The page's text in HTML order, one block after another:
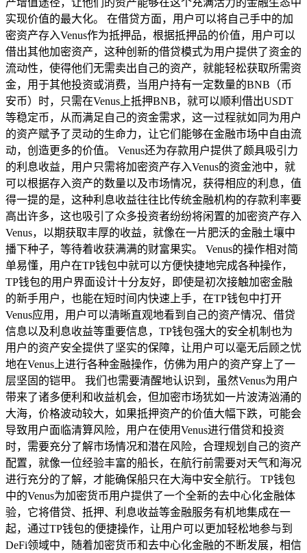
实现价值的最大化。 在借贷方面，用户可以将自己手中的加
密资产存入Venus作为抵押品，根据抵押品的价值，用户可以
借出其他加密资产，这种创新的借贷模式为用户提供了资金的
流动性，使得他们无需卖出自己的资产，就能轻松获取所需资
金，用于其他投资或消费，当用户持有一定数量的BNB（币
安币）时，只需在Venus上抵押BNB，就可以顺利借出USDT
等稳定币，从而满足自己的资金需求，这一过程就如同为用户
的资产赋予了灵动的生命力，让它们能够在金融市场中自由流
动，创造更多的价值。 Venus还为存款用户提供了颇具吸引力
的利息收益，用户只需将加密资产存入Venus的资金池中，就
可以根据存入资产的数量以及市场情况，获得相应的利息，值
得一提的是，这种利息收益往往比传统金融机构的存款利率要
高出许多，这也吸引了众多投资者纷纷将闲置的加密资产存入
Venus，以期获取丰厚的收益，就像在一片肥沃的金融土壤中
播下种子，等待着收获满满的财富果实。 Venus的操作相对简
单易懂，用户在TP钱包中就可以方便快捷地完成各种操作，
TP钱包的用户界面设计十分友好，即使是初次接触加密金融
的新手用户，也能在短时间内快速上手，在TP钱包中打开
Venus应用，用户可以清晰直观地看到自己的资产情况、借贷
信息以及利息收益等重要信息，TP钱包强大的安全机制也为
用户的资产安全提供了坚实的保障，让用户可以毫无后顾之忧
地在Venus上进行各种金融操作，仿佛为用户的资产穿上了一
层坚固的铠甲。 我们也需要清醒地认识到，虽然Venus为用户
带来了诸多便利和收益机会，但加密市场犹如一片波涛汹涌的
大海，价格波动较大，如果抵押资产的价值大幅下跌，可能会
导致用户面临清算风险，用户在使用Venus进行借贷和投资
时，需要充分了解市场情况和潜在风险，合理规划自己的资产
配置，就像一位经验丰富的船长，在航行前需要对天气和海况
进行充分的了解，才能确保船只在大海中安全航行。 TP钱包
中的Venus为加密货币用户提供了一个全新的去中心化金融体
验，它将借贷、抵押、利息收益等金融服务有机地集成在一
起，通过TP钱包的便捷操作，让用户可以更加轻松地参与到
DeFi领域中，随着加密货币和去中心化金融的不断发展，相信